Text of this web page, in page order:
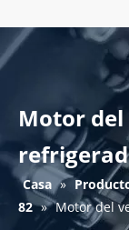
Motor
Casa »
82 » Motor del